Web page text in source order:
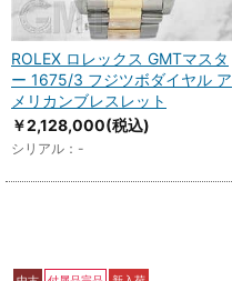
ROLEX ロレックス GMTマスタ
ー 1675/3 フジツボダイヤル ア
メリカンブレスレット
￥2,128,000(税込)
シリアル：-